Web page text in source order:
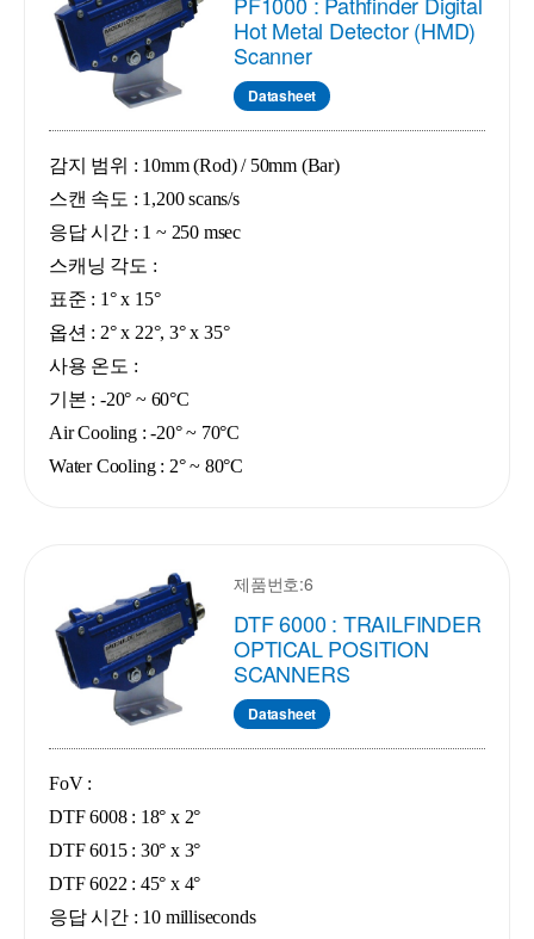
Hot Metal Detector (HMD)
Scanner
Datasheet
감지 범위 : 10mm (Rod) / 50mm (Bar)
스캔 속도 : 1,200 scans/s
응답 시간 : 1 ~ 250 msec
스캐닝 각도 :
표준 : 1° x 15°
옵션 : 2° x 22°, 3° x 35°
사용 온도 :
기본 : -20° ~ 60°C
Air Cooling : -20° ~ 70°C
Water Cooling : 2° ~ 80°C
제품번호:6
DTF 6000 : TRAILFINDER
OPTICAL POSITION
SCANNERS
Datasheet
FoV :
DTF 6008 : 18° x 2°
DTF 6015 : 30° x 3°
DTF 6022 : 45° x 4°
응답 시간 : 10 milliseconds